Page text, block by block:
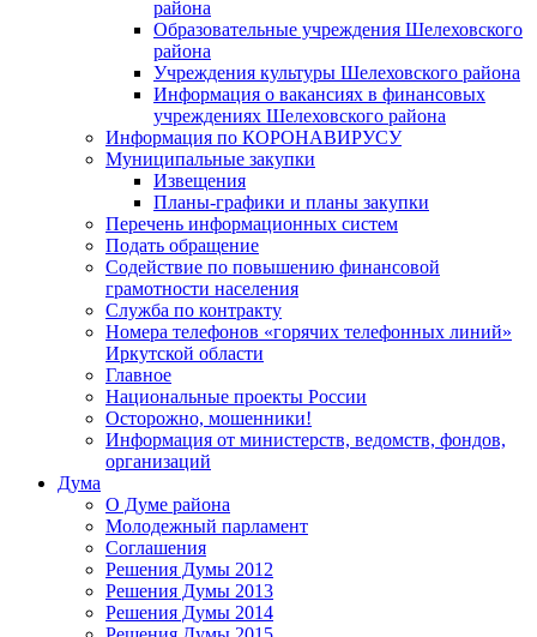
района
Образовательные учреждения Шелеховского
района
Учреждения культуры Шелеховского района
Информация о вакансиях в финансовых
учреждениях Шелеховского района
Информация по КОРОНАВИРУСУ
Муниципальные закупки
Извещения
Планы-графики и планы закупки
Перечень информационных систем
Подать обращение
Содействие по повышению финансовой
грамотности населения
Служба по контракту
Номера телефонов «горячих телефонных линий»
Иркутской области
Главное
Национальные проекты России
Осторожно, мошенники!
Информация от министерств, ведомств, фондов,
организаций
Дума
О Думе района
Молодежный парламент
Соглашения
Решения Думы 2012
Решения Думы 2013
Решения Думы 2014